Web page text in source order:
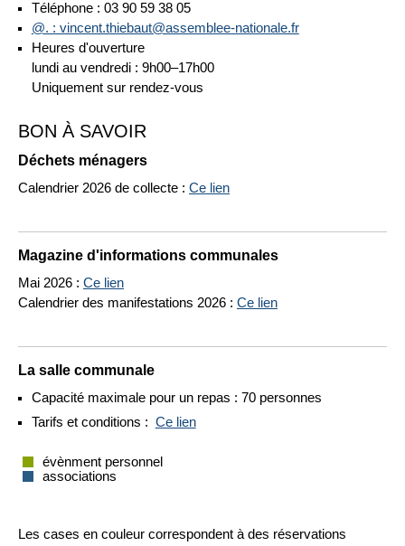
BON À SAVOIR
Déchets ménagers
Calendrier 2026 de collecte : Ce lien
Magazine d'informations communales
Mai 2026 : Ce lien
Calendrier des manifestations 2026 : Ce lien
La salle communale
Capacité maximale pour un repas : 70 personnes
Tarifs et conditions : Ce lien
évènment personnel
associations
Les cases en couleur correspondent à des réservations
Téléphone : 03 90 59 38 05
@. : vincent.thiebaut@assemblee-nationale.fr
Heures d'ouverture
lundi au vendredi : 9h00–17h00
Uniquement sur rendez-vous